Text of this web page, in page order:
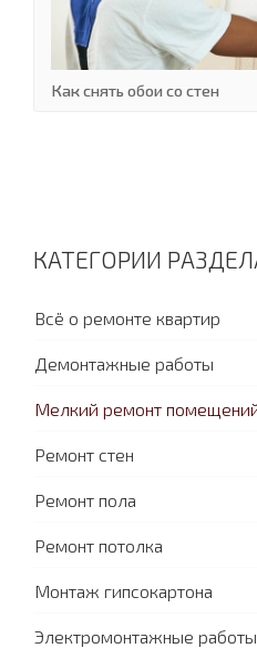
Как снять обои со стен
КАТЕГОРИИ
Всё о ремонте квартир
Демонтажные работы
Мелкий ремонт
Ремонт стен
Ремонт пола
Ремонт потолка
Монтаж гипсокартона
Электромонтажные работы